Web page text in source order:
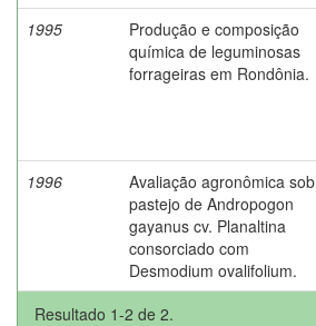
1995
Produção e composição
química de leguminosas
forrageiras em Rondônia.
1996
Avaliação agronômica sob
pastejo de Andropogon
gayanus cv. Planaltina
consorciado com
Desmodium ovalifolium.
Resultado 1-2 de 2.